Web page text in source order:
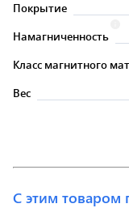
Покрытие
Намагниченность
Класс магнитного
Вес
С этим товаром